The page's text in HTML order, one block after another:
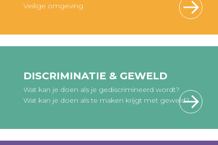
Veilige omgeving
DISCRIMINATIE & GEWELD
Wat kan je doen als je gediscrimineerd wordt?
Wat kan je doen als te maken krijgt met geweld?